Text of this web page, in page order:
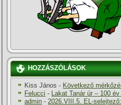
HOZZÁSZÓLÁSOK
Kiss János - Következő
Felucci - Lakat Tanár úr – 100
admin -2026.VIII.5. EL-